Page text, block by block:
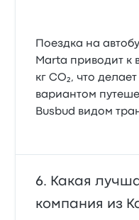
Поездка на
Marta приводит к
кг CO₂, что
вариантом
Busbud видом
Какая
компания из